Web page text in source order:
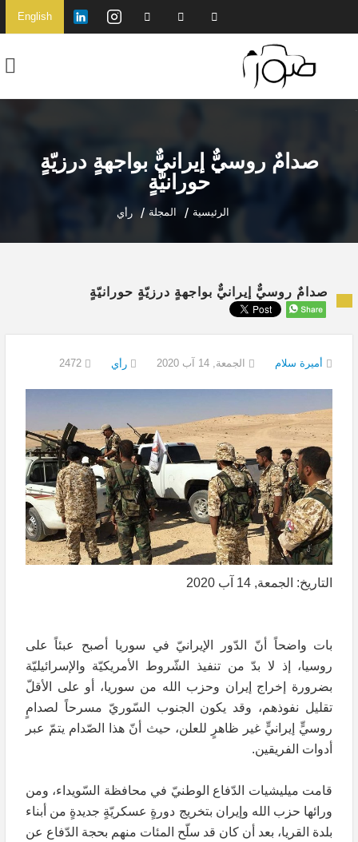
English
صدامٌ روسيٌّ إيرانيٌّ بواجهةٍ درزيّةٍ
حورانيّةٍ
الرئيسية المجلة رأي
صدامٌ روسيٌّ إيرانيٌّ بواجهةٍ درزيّةٍ حورانيّةٍ
أميرة سلام الجمعة, 14 آب 2020 رأي
التاريخ: الجمعة, 14 آب 2020
بات واضحاً أنّ الدّور الإيرانيّ في سوريا أصبح عبئاً على
روسيا، إذ لا بدّ من تنفيذ الشّروط الأمريكيّة والإسرائيليّة
بضرورة إخراج إيران وحزب الله من سوريا، أو على الأقلّ
تقليل نفوذهم، وقد يكون الجنوب السّوريّ مسرحاً لصدامٍ
روسيٍّ إيرانيٍّ غير ظاهرٍ للعلن، حيث أنّ هذا الصّدام يتمّ عبر
أدوات الفريقين.
قامت ميليشيات الدّفاع الوطنيّ في محافظة السّويداء، ومن
ورائها حزب الله وإيران بتخريج دورةٍ عسكريّةٍ جديدةٍ من أبناء
بلدة القريا، بعد أن كان قد سلّح المئات منهم بحجة الدّفاع عن